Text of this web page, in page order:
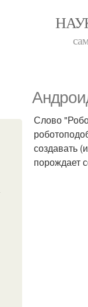
Слово
создавать
порождает